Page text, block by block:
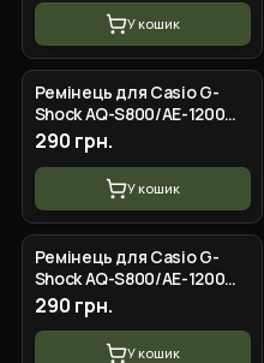
У кошик
Ремінець для Casio G-
Shock AQ-S800/AE-1200
Camo Black BK
290 грн.
У кошик
Ремінець для Casio G-
Shock AQ-S800/AE-1200
Camo Dark Blue SL
290 грн.
У кошик